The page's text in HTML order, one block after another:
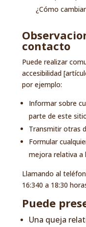
¿Cómo
contacto
Puede realizar
accesibilidad
por ejemplo:
Informar sobre
parte de este
Transmitir otras
Formular
mejora relativa a
Llamando al
16:340 a 18:30
Puede
Una queja